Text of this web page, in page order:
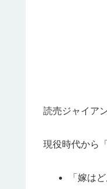
読売ジャイア
現役時代から
「嫁は